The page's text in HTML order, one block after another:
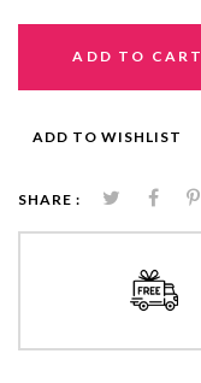
ADD TO CART
ADD TO WISHLIST
SHARE :